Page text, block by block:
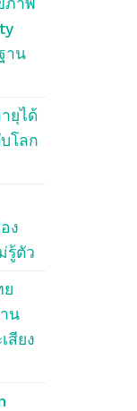
าน
ยุได้
โลก
ง
รู้ตัว
ย
น
สียง